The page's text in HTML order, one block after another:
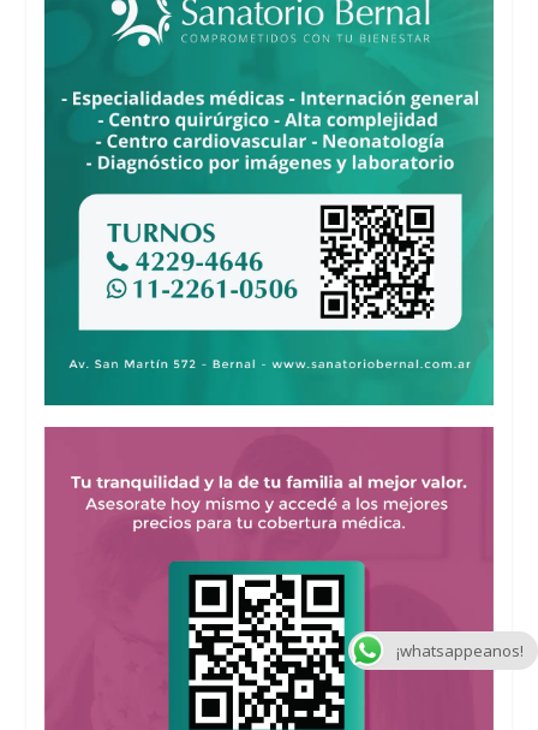
¡whatsappeanos!